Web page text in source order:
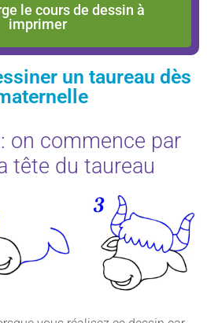
le cours de dessin à
imprimer
un taureau dès
on commence par
tête du taureau